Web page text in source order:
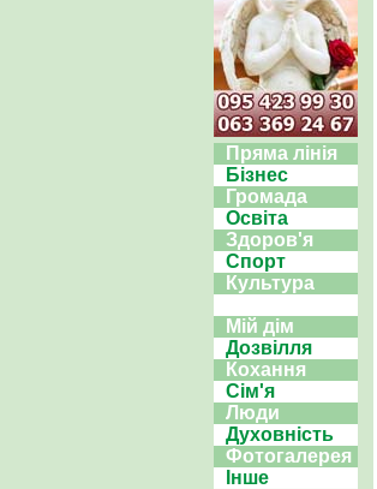
Пряма лінія
Бізнес
Громада
Освіта
Здоров'я
Спорт
Культура
Мій дім
Дозвілля
Кохання
Сім'я
Люди
Духовність
Фотогалерея
Інше